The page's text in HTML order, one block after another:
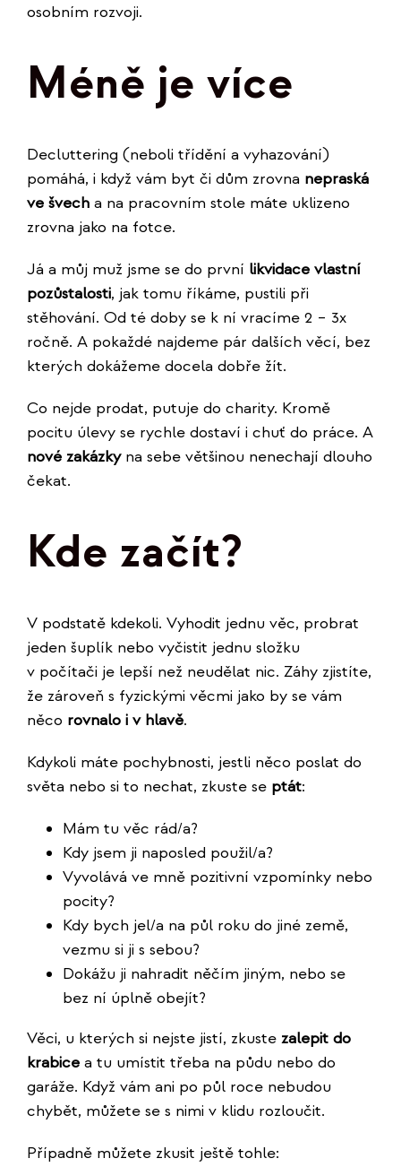
osobním rozvoji.
Méně je více
Decluttering (neboli třídění a vyhazování)
pomáhá, i když vám byt či dům zrovna nepraská
ve švech a na pracovním stole máte uklizeno
zrovna jako na fotce.
Já a můj muž jsme se do první likvidace vlastní
pozůstalosti, jak tomu říkáme, pustili při
stěhování. Od té doby se k ní vracíme 2 – 3x
ročně. A pokaždé najdeme pár dalších věcí, bez
kterých dokážeme docela dobře žít.
Co nejde prodat, putuje do charity. Kromě
pocitu úlevy se rychle dostaví i chuť do práce. A
nové zakázkyna sebe většinou nenechají dlouho
čekat.
Kde začít?
V podstatě kdekoli. Vyhodit jednu věc, probrat
jeden šuplík nebo vyčistit jednu složku
v počítači je lepší než neudělat nic. Záhy zjistíte,
že zároveň s fyzickými věcmi jako by se vám
něco rovnalo i v hlavě.
Kdykoli máte pochybnosti, jestli něco poslat do
světa nebo si to nechat, zkuste se ptát:
Mám tu věc rád/a?
Kdy jsem ji naposled použil/a?
Vyvolává ve mně pozitivní vzpomínky nebo
pocity?
Kdy bych jel/a na půl roku do jiné země,
vezmu si ji s sebou?
Dokážu ji nahradit něčím jiným, nebo se
bez ní úplně obejít?
Věci, u kterých si nejste jistí, zkuste zalepit do
krabicea tu umístit třeba na půdu nebo do
garáže. Když vám ani po půl roce nebudou
chybět, můžete se s nimi v klidu rozloučit.
Případně můžete zkusit ještě tohle: